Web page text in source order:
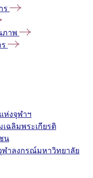
ร
ภาพ
ห่งจุฬาฯ
ฉลิมพระเกียรติ
น
ฬาลงกรณ์มหาวิทยาลัย